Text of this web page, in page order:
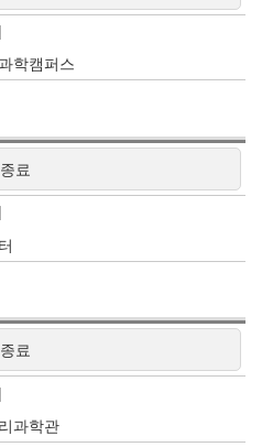
학캠퍼스
종료
종료
과학관